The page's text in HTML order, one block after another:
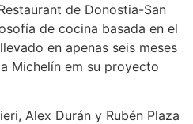
de Donostia-San
de cocina basada en el
en apenas seis meses
Michelín em su proyecto
Alex Durán y Rubén Plaza